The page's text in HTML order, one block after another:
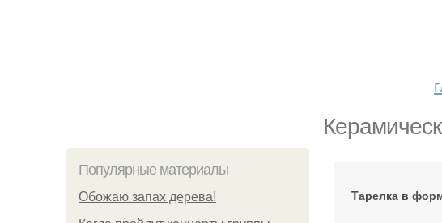
Популярные материалы
Обожaю зaпах деpева!
Тарелка в